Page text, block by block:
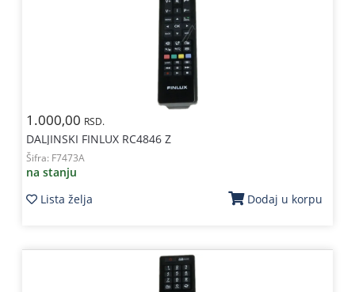
Poslovna
oprema,računari
program
1.000,00 RSD.
DALJINSKI FINLUX RC4846 Z
Šifra: F7473A
na stanju
Lista želja
Dodaj u korpu